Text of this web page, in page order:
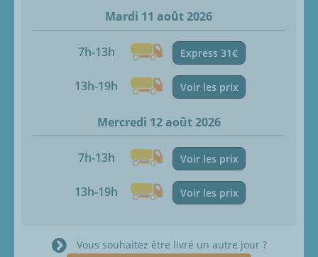
Mardi 11 août 2026
7h-13h Express 31€
13h-19h Voir les prix
Mercredi 12 août 2026
7h-13h Voir les prix
13h-19h Voir les prix
Vous souhaitez être livré un autre jour ?